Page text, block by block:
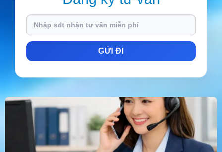
Please
leave
field
empty.